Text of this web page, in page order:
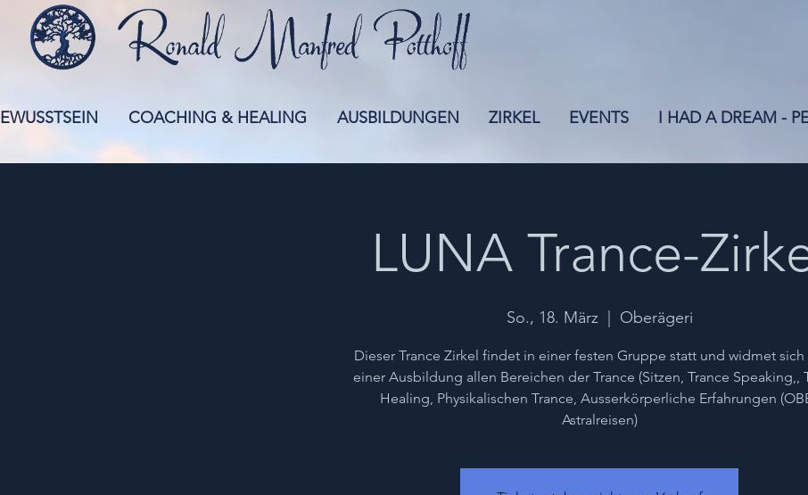
COACHING & HEALING AUSBILDUNGEN ZIRKEL EVENTS I HAD A DREAM -
LUNA Trance-
So., 18. März
  |
Oberägeri
Dieser Trance Zirkel findet in einer festen Gruppe statt und widmet sich
einer Ausbildung allen Bereichen der Trance (Sitzen, Trance Speaking,,
Healing, Physikalischen Trance, Ausserkörperliche Erfahrungen
Astralreisen)